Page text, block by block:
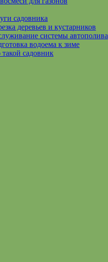
садовника
деревьев и кустарников
системы автополива
водоема к зиме
такой садовник